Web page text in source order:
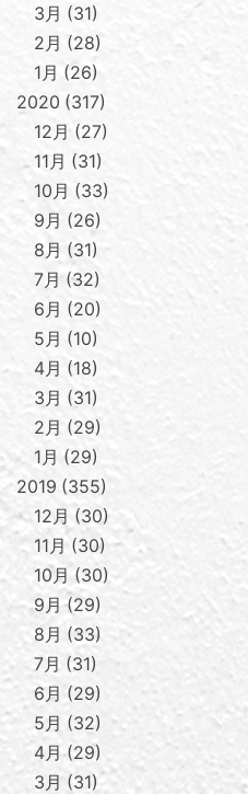
3月
31
2月
28
1月
26
2020 317
12月
27
11月
31
10月
33
9月
26
8月
31
7月
32
6月
20
5月
10
4月
18
3月
31
2月
29
1月
29
2019 355
12月
30
11月 30
10月
30
9月
29
8月
33
7月
31
6月
29
5月
32
4月
29
3月
31